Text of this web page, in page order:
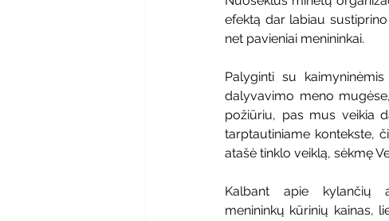
efektą dar labiau
net pavieniai menininkai.
Palyginti su
dalyvavimo meno
požiūriu, pas mus veikia
tarptautiniame kontekste,
atašė tinklo veiklą, sėkmę
Kalbant apie kylančių
menininkų kūrinių kainas,